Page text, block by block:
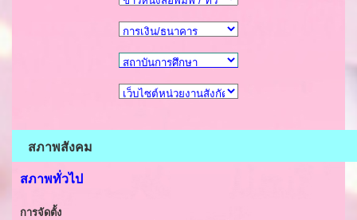
สภาพสังคม
สภาพทั่วไป
การจัดตั้ง